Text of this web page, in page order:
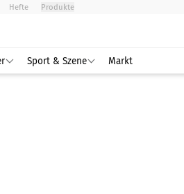
Hefte Produkte
Sport & Szene Markt